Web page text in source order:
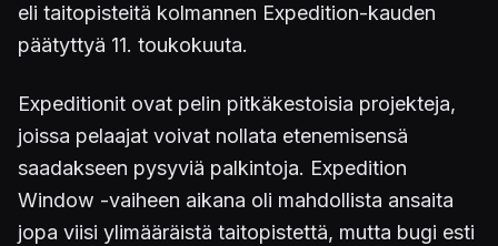
eli taitopisteitä kolmannen Expedition-kauden
päätyttyä 11. toukokuuta.
Expeditionit ovat pelin pitkäkestoisia projekteja,
joissa pelaajat voivat nollata etenemisensä
saadakseen pysyviä palkintoja. Expedition
Window -vaiheen aikana oli mahdollista ansaita
jopa viisi ylimääräistä taitopistettä, mutta bugi esti